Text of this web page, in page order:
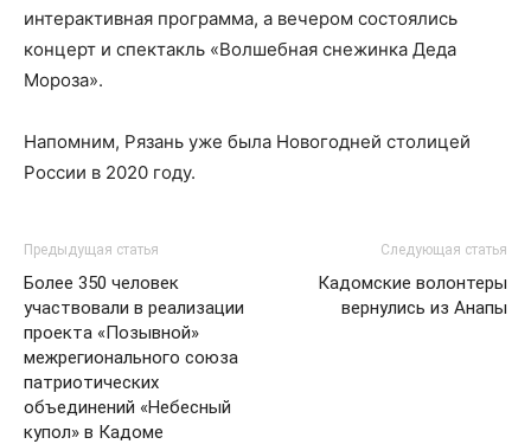
интерактивная программа, а вечером состоялись
концерт и спектакль «Волшебная снежинка Деда
Мороза».
Напомним, Рязань уже была Новогодней столицей
России в 2020 году.
Предыдущая статья
Более 350 человек
участвовали в реализации
проекта «Позывной»
межрегионального союза
патриотических
объединений «Небесный
купол» в Кадоме
Следующая статья
Кадомские волонтеры
вернулись из Анапы